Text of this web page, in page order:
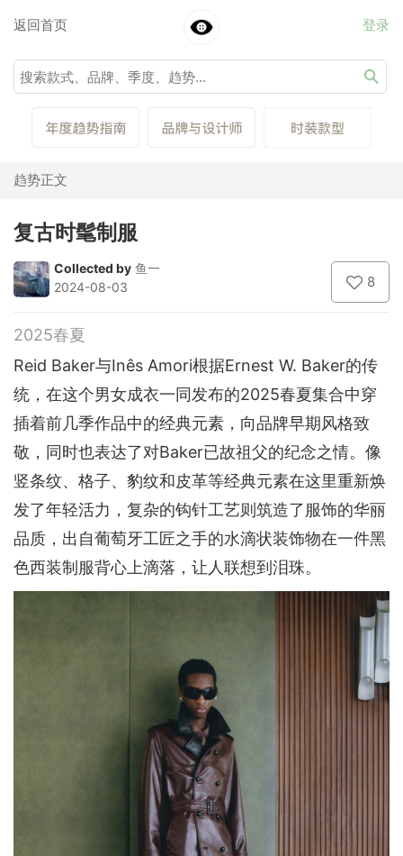
返回首页 登录
趋势正文
复古时髦制服
Collected by 鱼一
2024-08-03
8
2025春夏
Reid Baker与Inês Amori根据Ernest W. Baker的传
统，在这个男女成衣一同发布的2025春夏集合中穿
插着前几季作品中的经典元素，向品牌早期风格致
敬，同时也表达了对Baker已故祖父的纪念之情。像
竖条纹、格子、豹纹和皮革等经典元素在这里重新焕
发了年轻活力，复杂的钩针工艺则筑造了服饰的华丽
品质，出自葡萄牙工匠之手的水滴状装饰物在一件黑
色西装制服背心上滴落，让人联想到泪珠。